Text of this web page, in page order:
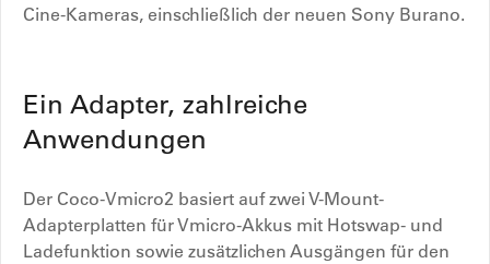
Cine-Kameras, einschließlich der neuen Sony Burano.
Ein Adapter, zahlreiche
Anwendungen
Der Coco-Vmicro2 basiert auf zwei V-Mount-
Adapterplatten für Vmicro-Akkus mit Hotswap- und
Ladefunktion sowie zusätzlichen Ausgängen für den